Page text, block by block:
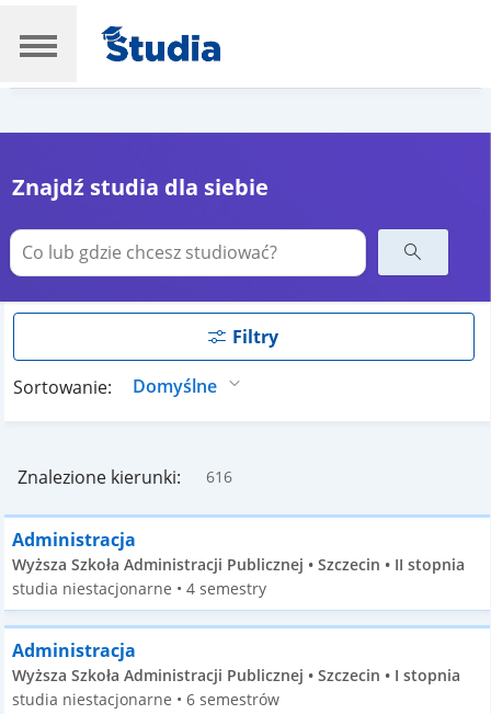
Znajdź studia dla siebie
Filtry
Sortowanie:
Znalezione kierunki: 616
Administracja
Wyższa Szkoła Administracji Publicznej • Szczecin • II stopnia
studia niestacjonarne • 4 semestry
Administracja
Wyższa Szkoła Administracji Publicznej • Szczecin • I stopnia
studia niestacjonarne • 6 semestrów